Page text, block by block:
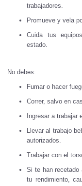
trabajadores.
Promueve y vela
Cuida tus
estado.
No debes:
Fumar o hacer
Correr, salvo en
Ingresar a trabajar
Llevar al trabajo
autorizados.
Trabajar con el
Si te han recetado
tu rendimiento,